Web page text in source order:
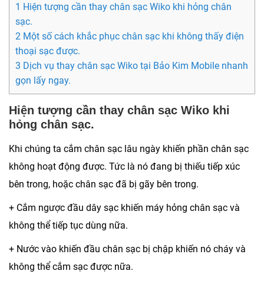
1 Hiện tượng cần thay chân sạc Wiko khi hỏng chân
sạc.
2 Một số cách khắc phục chân sạc khi không thấy điện
thoại sạc được.
3 Dịch vụ thay chân sạc Wiko tại Bảo Kim Mobile nhanh
gọn lấy ngay.
Hiện tượng cần thay chân sạc Wiko khi
hỏng chân sạc.
Khi chúng ta cắm chân sạc lâu ngày khiến phần chân sạc
không hoạt động được. Tức là nó đang bị thiếu tiếp xúc
bên trong, hoặc chân sạc đã bị gãy bên trong.
+ Cắm ngược đầu dây sạc khiến máy hỏng chân sạc và
không thể tiếp tục dùng nữa.
+ Nước vào khiến đầu chân sạc bị chập khiến nó cháy và
không thể cắm sạc được nữa.